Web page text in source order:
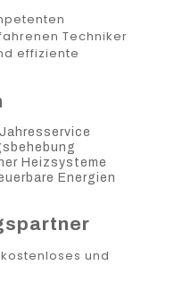
Techniker
effiziente
Heizsysteme
Energien
und